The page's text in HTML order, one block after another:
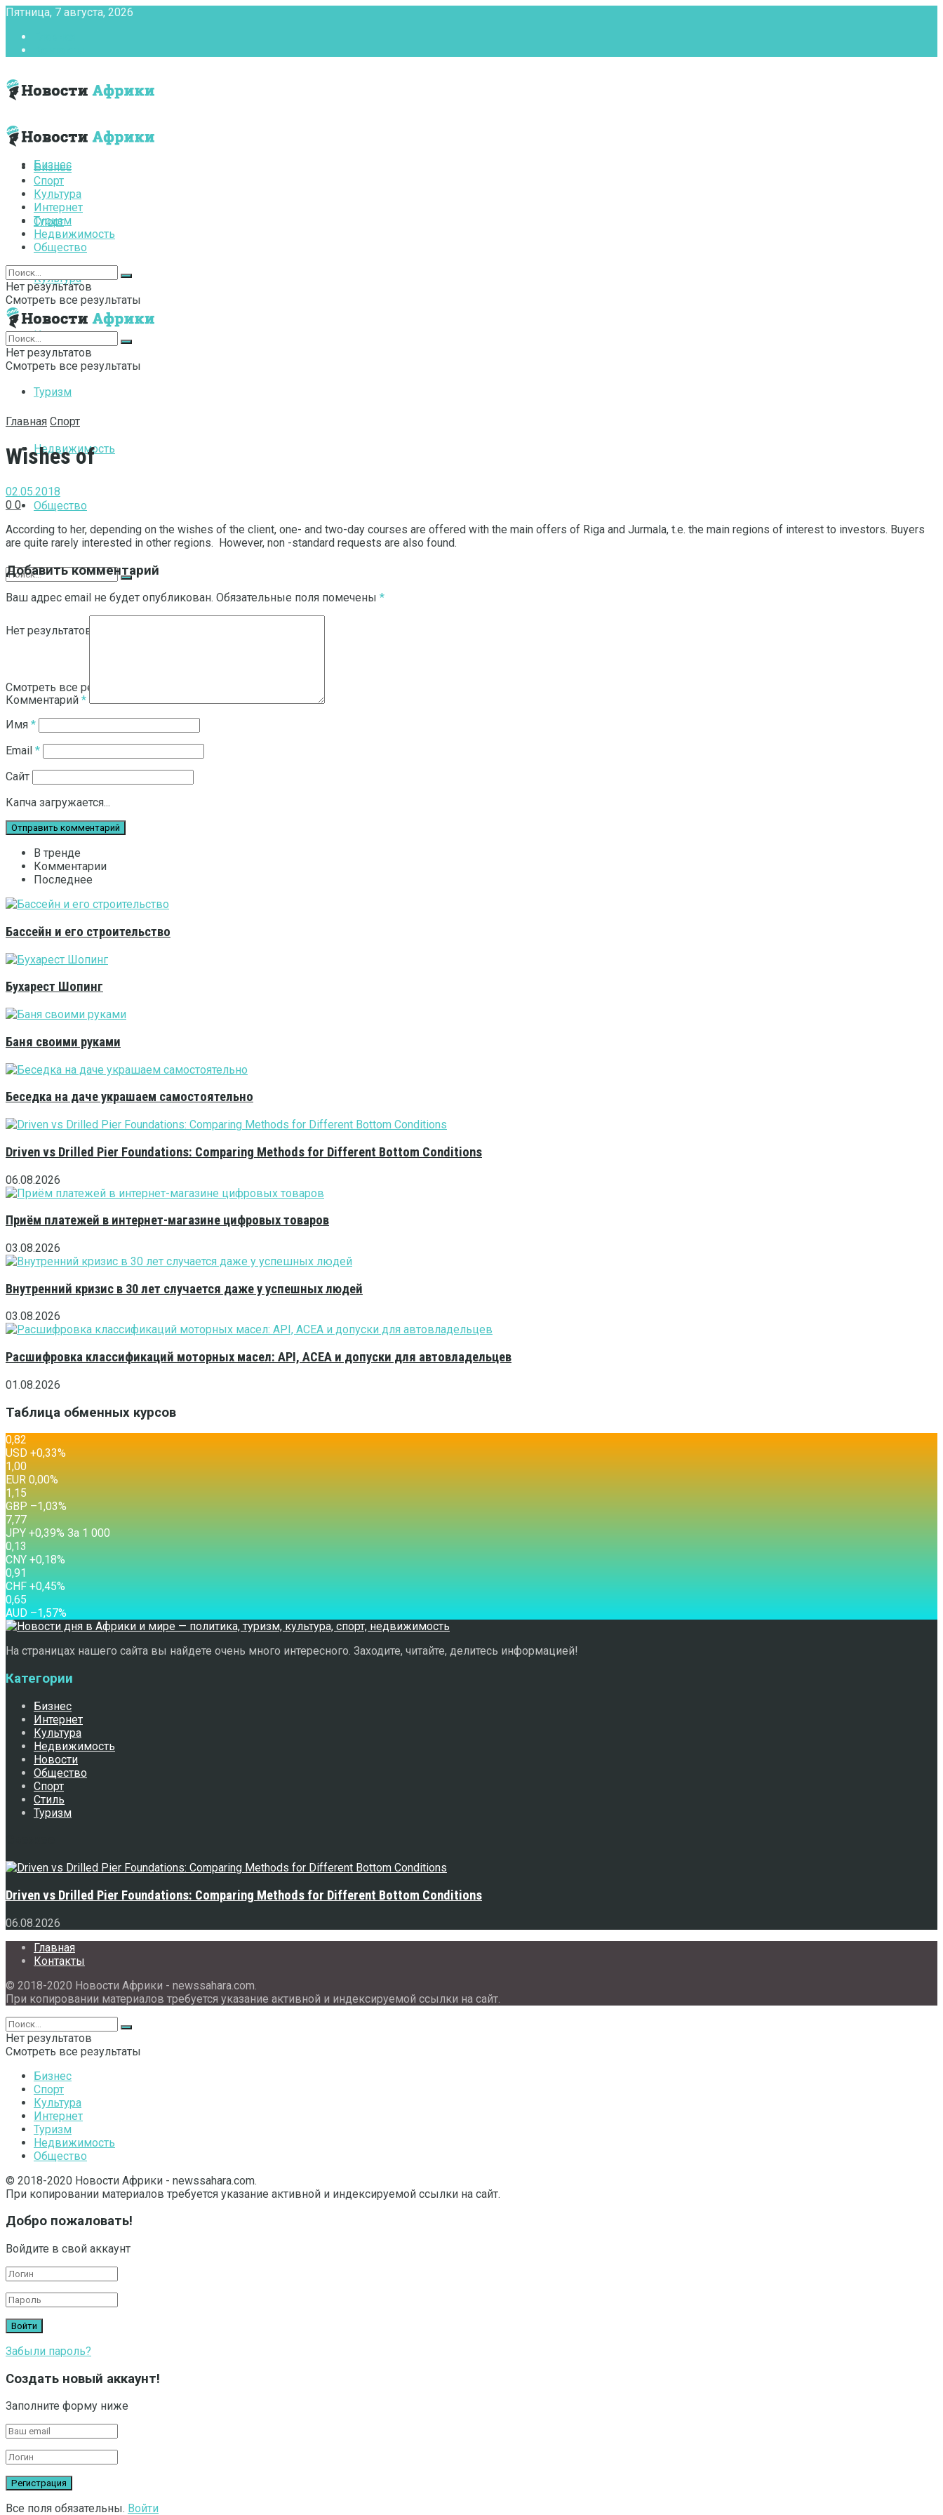
Пятница, 7 августа, 2026
Бизнес
Спорт
Культура
Интернет
Туризм
Недвижимость
Общество
Нет результатов
Смотреть все результаты
Бизнес
Спорт
Культура
Интернет
Туризм
Недвижимость
Общество
Нет результатов
Смотреть все результаты
Нет результатов
Смотреть все результаты
Главная Спорт
Wishes of
02.05.2018
0 0
According to her, depending on the wishes of the client, one- and two-day courses are offered with the main offers of Riga and Jurmala, t.e. the main regions of interest to investors. Buyers
are quite rarely interested in other regions. However, non -standard requests are also found.
Добавить комментарий
Ваш адрес email не будет опубликован. Обязательные поля помечены *
Комментарий *
Имя *
Email *
Сайт
Капча загружается...
В тренде
Комментарии
Последнее
Бассейн и его строительство
Бухарест Шопинг
Баня своими руками
Беседка на даче украшаем самостоятельно
Driven vs Drilled Pier Foundations: Comparing Methods for Different Bottom Conditions
06.08.2026
Приём платежей в интернет-магазине цифровых товаров
03.08.2026
Внутренний кризис в 30 лет случается даже у успешных людей
03.08.2026
Расшифровка классификаций моторных масел: API, ACEA и допуски для автовладельцев
01.08.2026
Таблица обменных курсов
0,82
USD +0,33%
1,00
EUR 0,00%
1,15
GBP –1,03%
7,77
JPY +0,39% За 1 000
0,13
CNY +0,18%
0,91
CHF +0,45%
0,65
AUD –1,57%
На страницах нашего сайта вы найдете очень много интересного. Заходите, читайте, делитесь информацией!
Категории
Бизнес
Интернет
Культура
Недвижимость
Новости
Общество
Спорт
Стиль
Туризм
Driven vs Drilled Pier Foundations: Comparing Methods for Different Bottom Conditions
06.08.2026
Главная
Контакты
© 2018-2020 Новости Африки - newssahara.com.
При копировании материалов требуется указание активной и индексируемой ссылки на сайт.
Нет результатов
Смотреть все результаты
Бизнес
Спорт
Культура
Интернет
Туризм
Недвижимость
Общество
© 2018-2020 Новости Африки - newssahara.com.
При копировании материалов требуется указание активной и индексируемой ссылки на сайт.
Добро пожаловать!
Войдите в свой аккаунт
Забыли пароль?
Создать новый аккаунт!
Заполните форму ниже
Все поля обязательны. Войти